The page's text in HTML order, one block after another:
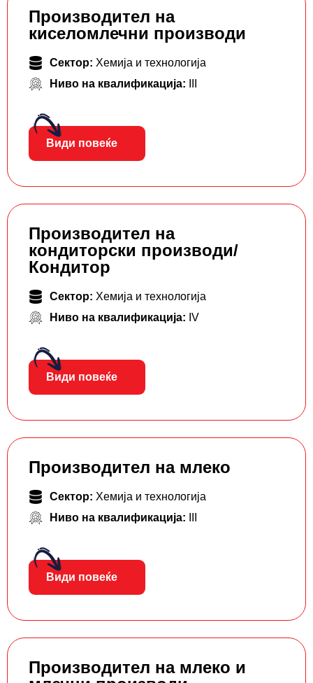
Производител на
киселомлечни производи
Сектор: Хемија и технологија
Ниво на квалификација:
Види повеќе
Производител на
кондиторски производи/
Кондитор
Сектор: Хемија и технологија
Ниво на квалификација: IV
Види повеќе
Производител на млеко
Сектор: Хемија и технологија
Ниво на квалификација:
Види повеќе
Производител на млеко и